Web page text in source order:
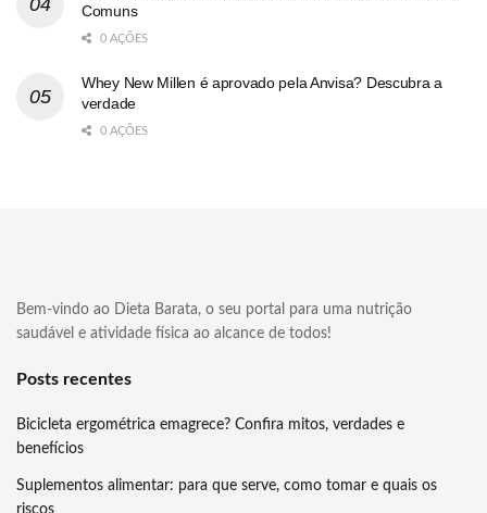
Comuns
0 AÇÕES
Whey New Millen é aprovado pela Anvisa? Descubra a
verdade
0 AÇÕES
Bem-vindo ao Dieta Barata, o seu portal para uma nutrição
saudável e atividade física ao alcance de todos!
Posts recentes
Bicicleta ergométrica emagrece? Confira mitos, verdades e
benefícios
Suplementos alimentar: para que serve, como tomar e quais os
riscos